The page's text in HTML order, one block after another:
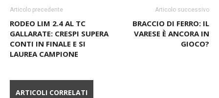
Articolo precedente
RODEO LIM 2.4 AL TC
GALLARATE: CRESPI SUPERA
CONTI IN FINALE E SI
LAUREA CAMPIONE
Articolo successivo
BRACCIO DI FERRO: IL
VARESE È ANCORA IN
GIOCO?
ARTICOLI CORRELATI